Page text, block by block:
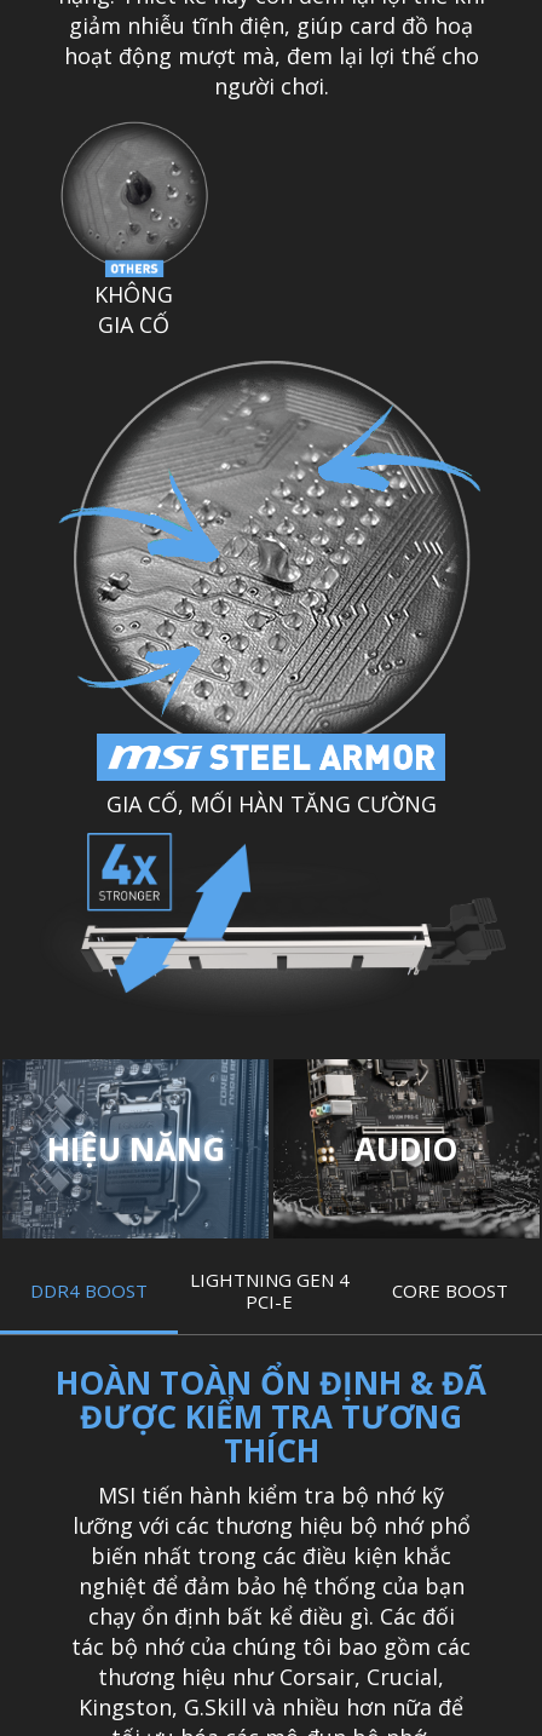
giảm nhiễu tĩnh điện, giúp card đồ hoạ
hoạt động mượt mà, đem lại lợi thế cho
người chơi.
KHÔNG
GIA CỐ
GIA CỐ, MỐI HÀN TĂNG CƯỜNG
HIỆU NĂNG AUDIO
DDR4 BOOST
LIGHTNING GEN 4
PCI-E
CORE BOOST
HOÀN TOÀN ỔN ĐỊNH & ĐÃ
ĐƯỢC KIỂM TRA TƯƠNG
THÍCH
MSI tiến hành kiểm tra bộ nhớ kỹ
lưỡng với các thương hiệu bộ nhớ phổ
biến nhất trong các điều kiện khắc
nghiệt để đảm bảo hệ thống của bạn
chạy ổn định bất kể điều gì. Các đối
tác bộ nhớ của chúng tôi bao gồm các
thương hiệu như Corsair, Crucial,
Kingston, G.Skill và nhiều hơn nữa để